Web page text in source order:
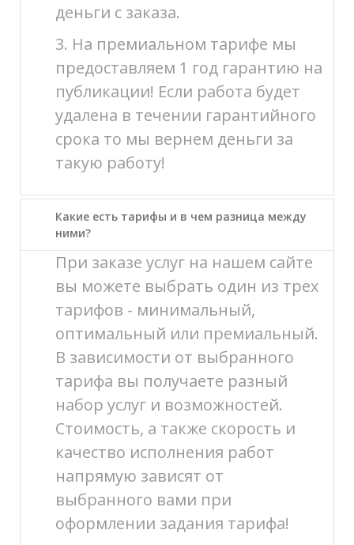
деньги с заказа.
3. На премиальном тарифе мы
предоставляем 1 год гарантию на
публикации! Если работа будет
удалена в течении гарантийного
срока то мы вернем деньги за
такую работу!
Какие есть тарифы и в чем разница между
ними?
При заказе услуг на нашем сайте
вы можете выбрать один из трех
тарифов - минимальный,
оптимальный или премиальный.
В зависимости от выбранного
тарифа вы получаете разный
набор услуг и возможностей.
Стоимость, а также скорость и
качество исполнения работ
напрямую зависят от
выбранного вами при
оформлении задания тарифа!